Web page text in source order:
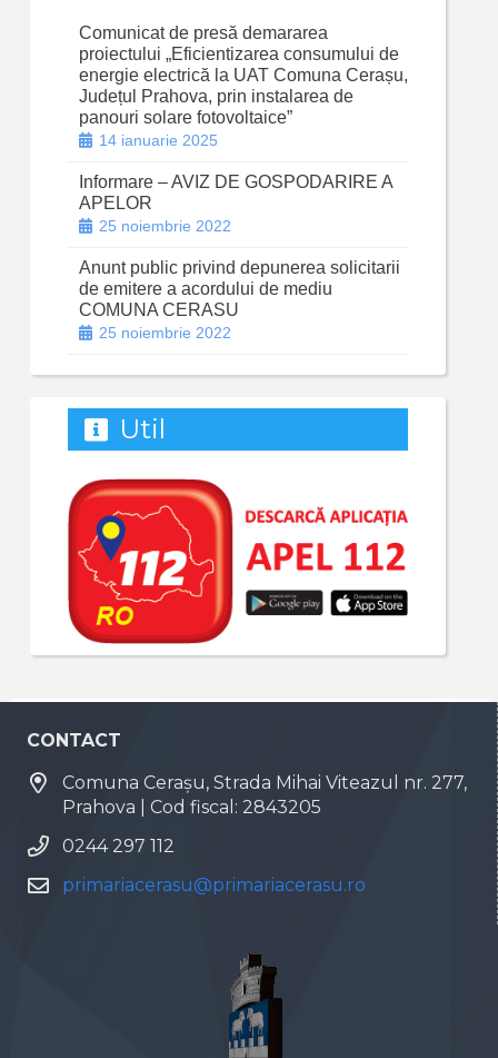
Comunicat de presă demararea
proiectului „Eficientizarea consumului de
energie electrică la UAT Comuna Cerașu,
Județul Prahova, prin instalarea de
panouri solare fotovoltaice”
14 ianuarie 2025
Informare – AVIZ DE GOSPODARIRE A
APELOR
25 noiembrie 2022
Anunt public privind depunerea solicitarii
de emitere a acordului de mediu
COMUNA CERASU
25 noiembrie 2022
Util
CONTACT
Comuna Cerașu, Strada Mihai Viteazul nr. 277,
Prahova | Cod fiscal: 2843205
0244 297 112
primariacerasu@primariacerasu.ro